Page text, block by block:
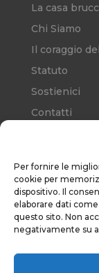
Per fornire le
cookie per
dispositivo. Il
elaborare dati
questo sito. Non
negativamente su
La casa
Chi Siamo
Il coraggio
Statuto
Sostienici
Contatti
Cookie Policy
RISORSE